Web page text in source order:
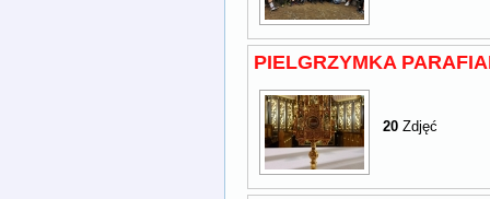
PIELGRZYMKA
20 Zdjęć